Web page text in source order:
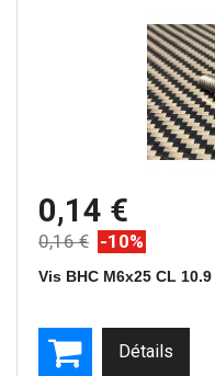
0,14 €
0,16 € -10%
Vis BHC M6x25 CL 10.9
Détails